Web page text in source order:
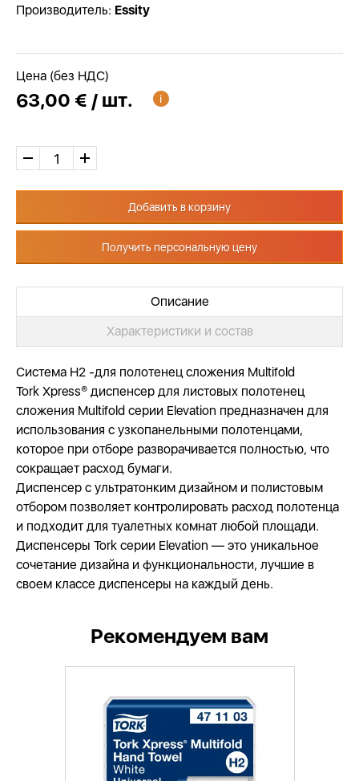
Производитель: Essity
Цена (без НДС)
63,00 € / шт.
Добавить в корзину
Получить персональную цену
Описание
Характеристики и состав
Система Н2 -для полотенец сложения Multifold
Tork Xpress® диспенсер для листовых полотенец
сложения Multifold серии Elevation предназначен для
использования с узкопанельными полотенцами,
которое при отборе разворачивается полностью, что
сокращает расход бумаги.
Диспенсер с ультратонким дизайном и полистовым
отбором позволяет контролировать расход полотенца
и подходит для туалетных комнат любой площади.
Диспенсеры Tork серии Elevation — это уникальное
сочетание дизайна и функциональности, лучшие в
своем классе диспенсеры на каждый день.
Рекомендуем вам